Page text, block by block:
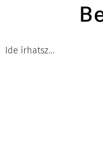
Ide írhatsz...